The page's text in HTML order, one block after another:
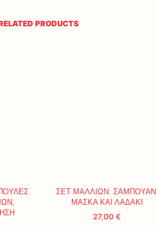
PRODUCTS
ΣΕΤ ΜΑΛΛΙΩΝ: ΣΑΜΠΟΥΑΝ,
ΜΑΣΚΑ ΚΑΙ ΛΑΔΑΚΙ
27,00€